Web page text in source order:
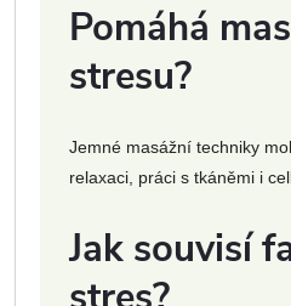
Pomáhá
stresu?
Jemné masážní techniky
relaxaci, práci s tkáněmi i
Jak souvisí